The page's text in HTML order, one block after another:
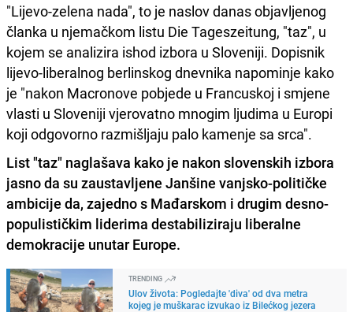
"Lijevo-zelena nada", to je naslov danas objavljenog
članka u njemačkom listu Die Tageszeitung, "taz", u
kojem se analizira ishod izbora u Sloveniji. Dopisnik
lijevo-liberalnog berlinskog dnevnika napominje kako
je "nakon Macronove pobjede u Francuskoj i smjene
vlasti u Sloveniji vjerovatno mnogim ljudima u Europi
koji odgovorno razmišljaju palo kamenje sa srca".
List "taz" naglašava kako je nakon slovenskih izbora
jasno da su zaustavljene Janšine vanjsko-političke
ambicije da, zajedno s Mađarskom i drugim desno-
populističkim liderima destabiliziraju liberalne
demokracije unutar Europe.
TRENDING
Ulov života: Pogledajte 'diva' od dva metra
kojeg je muškarac izvukao iz Bilećkog jezera